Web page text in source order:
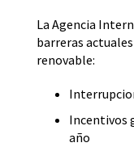
La Agencia
barreras
renovable:
Incentivos
año